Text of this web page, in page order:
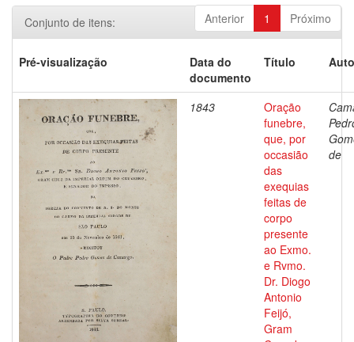
Anterior 1 Próximo
Conjunto de itens:
Pré-visualização
Data do
documento
Título
1843
Oração
funebre,
que, por
occasião
das
exequias
feitas de
corpo
presente
ao Exmo.
e Rvmo.
Dr. Diogo
Antonio
Feijó,
Gram
de